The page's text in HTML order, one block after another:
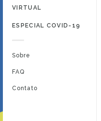
VIRTUAL
ESPECIAL COVID-19
Sobre
FAQ
Contato